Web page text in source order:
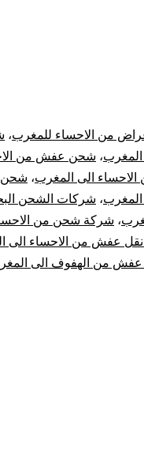
من الاحساء للمغرب،
، شحن عفش من
الى المغرب، شحن
، شركات الشحن
، شركة شحن من
عفش من الاحساء الى
من الهفوف الى